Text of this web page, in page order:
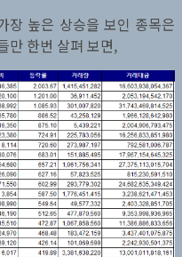
장 높은 상승을 보인 종목은
만 한번 살펴 보면,